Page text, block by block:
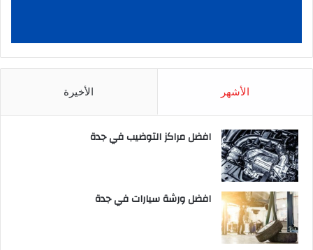
الأشهر الأخيرة
افضل مراكز التوضيب في جدة
افضل ورشة سيارات في جدة